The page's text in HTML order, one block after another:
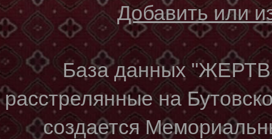
Добавить или
База данных
расстрелянные на
создается